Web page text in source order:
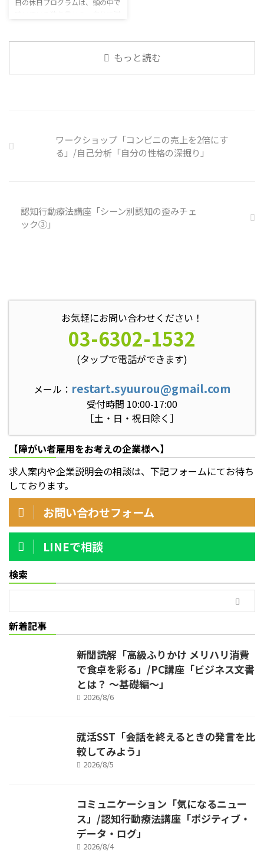
るのです。 今回のテーマは「気
いると雑談しやすいですよね ...
ための練習を行います。 私たち
は、様々な状況に対して、口には
分の持つ思い込みを探していきま
しょう。 独り言の裏に潜む思い
もっと読む
ワークショップ「コンビニの売上を2倍にす
る」/自己分析「自分の性格の深掘り」
認知行動療法講座「シーン別認知の歪みチェ
ック③」
お気軽にお問い合わせください！
03-6302-1532
(タップで電話ができます)
メール： restart.syuurou@gmail.com
受付時間 10:00-17:00
［土・日・祝日除く］
【障がい者雇用をお考えの企業様へ】
求人案内や企業説明会の相談は、下記フォームにてお待ち
しております。
お問い合わせフォーム
LINEで相談
検索
新着記事
新聞読解「高級ふりかけ メリハリ消費
で食卓を彩る」/PC講座「ビジネス文書
とは？ ～基礎編～」
2026/8/6
就活SST「会話を終えるときの発言を比
較してみよう」
2026/8/5
コミュニケーション「気になるニュー
ス」/認知行動療法講座「ポジティブ・
データ・ログ」
2026/8/4